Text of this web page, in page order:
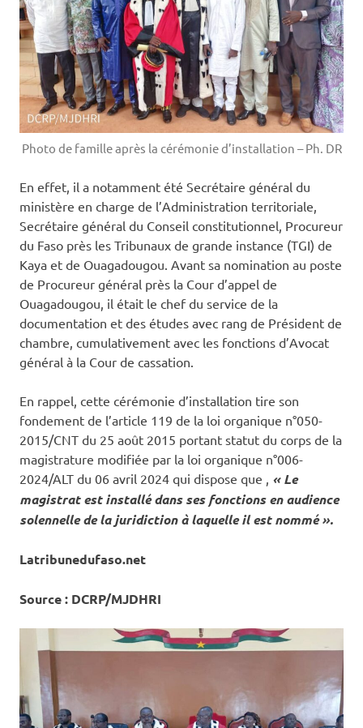
Photo de famille après la cérémonie d’installation – Ph. DR
En effet, il a notamment été Secrétaire général du
ministère en charge de l’Administration territoriale,
Secrétaire général du Conseil constitutionnel, Procureur
du Faso près les Tribunaux de grande instance (TGI) de
Kaya et de Ouagadougou. Avant sa nomination au poste
de Procureur général près la Cour d’appel de
Ouagadougou, il était le chef du service de la
documentation et des études avec rang de Président de
chambre, cumulativement avec les fonctions d’Avocat
général à la Cour de cassation.
En rappel, cette cérémonie d’installation tire son
fondement de l’article 119 de la loi organique n°050-
2015/CNT du 25 août 2015 portant statut du corps de la
magistrature modifiée par la loi organique n°006-
2024/ALT du 06 avril 2024 qui dispose que , « Le
magistrat est installé dans ses fonctions en audience
solennelle de la juridiction à laquelle il est nommé ».
Latribunedufaso.net
Source : DCRP/MJDHRI